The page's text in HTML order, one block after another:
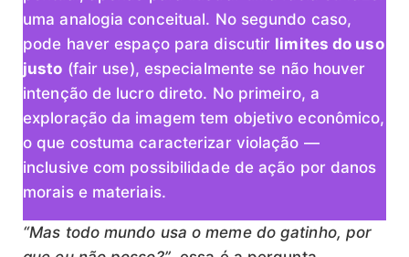
uma analogia conceitual. No segundo caso,
pode haver espaço para discutir limites do uso
justo (fair use), especialmente se não houver
intenção de lucro direto. No primeiro, a
exploração da imagem tem objetivo econômico,
o que costuma caracterizar violação —
inclusive com possibilidade de ação por danos
morais e materiais.
“Mas todo mundo usa o meme do gatinho, por